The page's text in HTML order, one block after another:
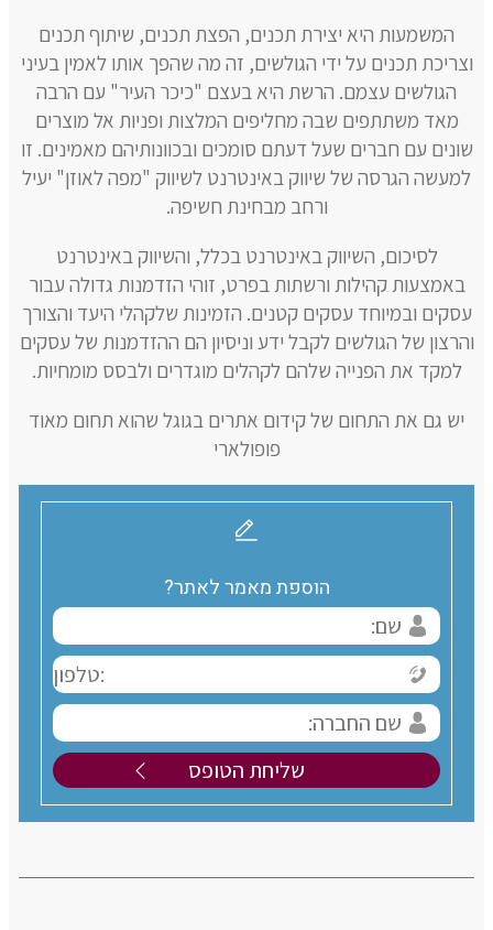
המשמעות היא יצירת תכנים, הפצת תכנים, שיתוף תכנים
וצריכת תכנים על ידי הגולשים, זה מה שהפך אותו לאמין בעיני
הגולשים עצמם. הרשת היא בעצם "כיכר העיר" עם הרבה
מאד משתתפים שבה מחליפים המלצות ופניות אל מוצרים
שונים עם חברים שעל דעתם סומכים ובכוונותיהם מאמינים. זו
למעשה הגרסה של שיווק באינטרנט לשיווק "מפה לאוזן" יעיל
ורחב מבחינת חשיפה.
לסיכום, השיווק באינטרנט בכלל, והשיווק באינטרנט
באמצעות קהילות ורשתות בפרט, זוהי הזדמנות גדולה עבור
עסקים ובמיוחד עסקים קטנים. הזמינות שלקהלי היעד והצורך
והרצון של הגולשים לקבל ידע וניסיון הם ההזדמנות של עסקים
למקד את הפנייה שלהם לקהלים מוגדרים ולבסס מומחיות.
יש גם את התחום של קידום אתרים בגוגל שהוא תחום מאוד
פופולארי
הוספת מאמר לאתר?